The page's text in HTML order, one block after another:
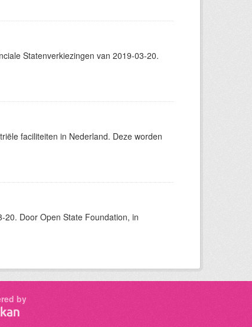
Statenverkiezingen van 2019-03-20.
faciliteiten in Nederland. Deze worden
20. Door Open State Foundation, in
by